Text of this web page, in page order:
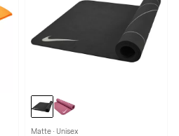
Matte · Unisex